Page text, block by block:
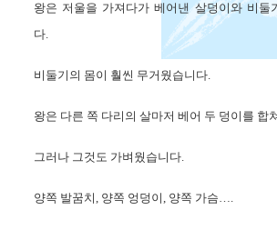
왕은 저울을 가져다가 베어낸 살덩이와 비둘
다.
비둘기의 몸이 훨씬 무거웠습니다.
왕은 다른 쪽 다리의 살마저 베어 두 덩이를 합
그러나 그것도 가벼웠습니다.
양쪽 발꿈치, 양쪽 엉덩이, 양쪽 가슴….